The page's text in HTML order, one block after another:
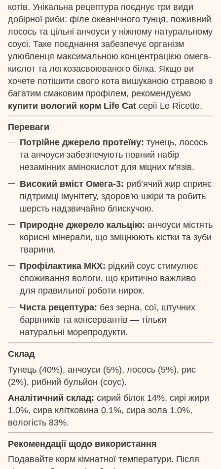
котів. Унікальна рецептура поєднує три види
добірної риби: філе океанічного тунця, поживний
лосось та цільні анчоуси у ніжному натуральному
соусі. Таке поєднання забезпечує організм
улюбленця максимальною концентрацією омега-
кислот та легкозасвоюваного білка. Якщо ви
хочете потішити свого кота вишуканою стравою з
багатим смаковим профілем, рекомендуємо
купити вологий корм Life Cat серії Le Ricette.
Переваги
Потрійне джерело протеїну: тунець, лосось
та анчоуси забезпечують повний набір
незамінних амінокислот для міцних м'язів.
Високий вміст Омега-3: риб’ячий жир сприяє
підтримці імунітету, здоров'ю шкіри та робить
шерсть надзвичайно блискучою.
Природне джерело кальцію: анчоуси містять
корисні мінерали, що зміцнюють кістки та зуби
тварини.
Профілактика МКХ: рідкий соус стимулює
споживання вологи, що критично важливо
для правильної роботи нирок.
Чиста рецептура: без зерна, сої, штучних
барвників та консервантів — тільки
натуральні морепродукти.
Склад
Тунець (40%), анчоуси (5%), лосось (5%), рис
(2%), рибний бульйон (соус).
Аналітичний склад: сирий білок 14%, сирі жири
1.0%, сира клітковина 0.1%, сира зола 1.0%,
вологість 83%.
Рекомендації щодо використання
Подавайте корм кімнатної температури. Після